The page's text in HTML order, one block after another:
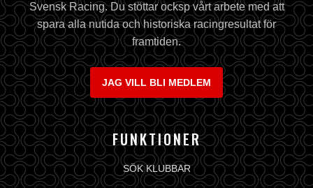
Svensk Racing. Du stöttar ocksp vårt arbete med att
spara alla nutida och historiska racingresultat för
framtiden.
JAG VILL BLI MEDLEM
FUNKTIONER
SÖK KLUBBAR